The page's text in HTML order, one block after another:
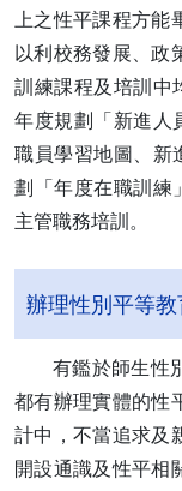
上之性平課程方能
以利校務發展、政
訓練課程及培訓中
年度規劃「新進人
職員學習地圖、新
劃「年度在職訓練
主管職務培訓。
辦理性別平等
有鑑於師生性
都有辦理實體的性
計中，不當追求及
開設通識及性平相